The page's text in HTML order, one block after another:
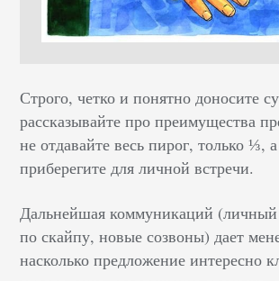
Строго, четко и понятно доносите
рассказывайте про преимущества
не отдавайте весь пирог, только ⅓,
приберегите для личной встречи.
Дальнейшая коммуникаций (личный
по скайпу, новые созвоны) дает
насколько предложение интересно